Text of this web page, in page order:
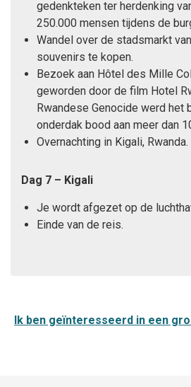
gedenkteken ter herdenking
250.000 mensen tijdens de
Wandel over de stadsmarkt
souvenirs te kopen.
Bezoek aan Hôtel des Mille
geworden door de film Hotel
Rwandese Genocide werd het
onderdak bood aan meer dan
Overnachting in Kigali, Rwanda.
Dag 7 – Kigali
Je wordt afgezet op de
Einde van de reis.
Ik ben geïnteresseerd in een